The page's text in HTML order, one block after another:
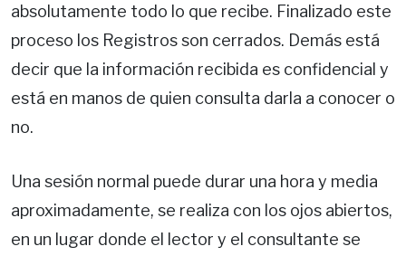
absolutamente todo lo que recibe. Finalizado este
proceso los Registros son cerrados. Demás está
decir que la información recibida es confidencial y
está en manos de quien consulta darla a conocer o
no.
Una sesión normal puede durar una hora y media
aproximadamente, se realiza con los ojos abiertos,
en un lugar donde el lector y el consultante se